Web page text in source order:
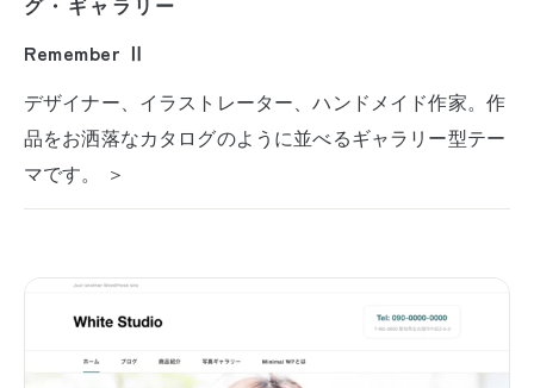
グ・ギャラリー
Remember Ⅱ
デザイナー、イラストレーター、ハンドメイド作家。作
品をお洒落なカタログのように並べるギャラリー型テー
マです。 ＞